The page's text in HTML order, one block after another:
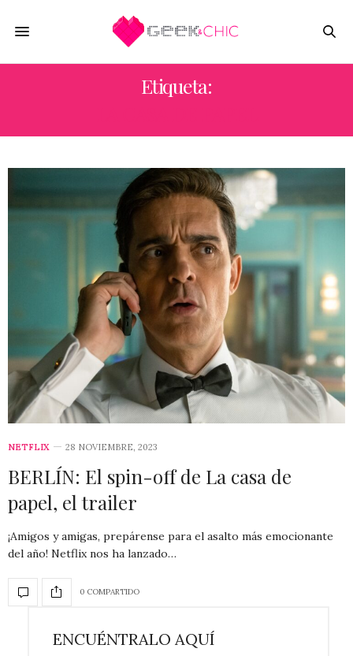
Etiqueta:
NETFLIX 28 NOVIEMBRE, 2023
BERLÍN: El spin-off de La casa de
papel, el trailer
¡Amigos y amigas, prepárense para el asalto más emocionante
del año! Netflix nos ha lanzado…
0 COMPARTIDO
ENCUÉNTRALO AQUÍ